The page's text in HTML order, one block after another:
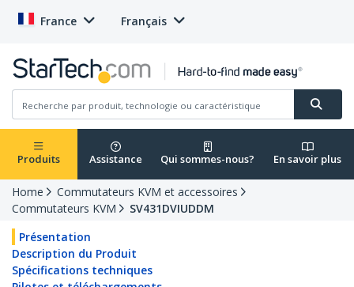
France Français
Produits Assistance Qui sommes-nous? En savoir plus
Home
Commutateurs KVM et accessoires
Commutateurs KVM
SV431DVIUDDM
Présentation
Description du Produit
Spécifications techniques